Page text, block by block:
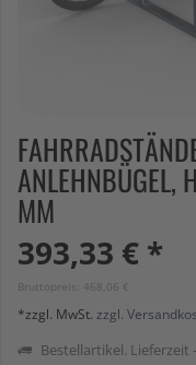
MM
393,33 € *
Bruttopreis: 468,06 €
*zzgl. MwSt. zzgl.
Bestellartikel. Lieferzeit